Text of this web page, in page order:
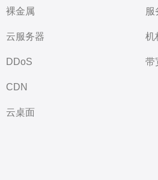
裸金属
云服务器
DDoS
CDN
云桌面
服
机
带